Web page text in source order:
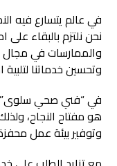
في عالم يتسارع فيه
نحن نلتزم بالبقاء على
والممارسات في مجال
وتحسين خدماتنا
في “فني صحي سلوى”،
هو مفتاح النجاح،
وتوفير بيئة عمل